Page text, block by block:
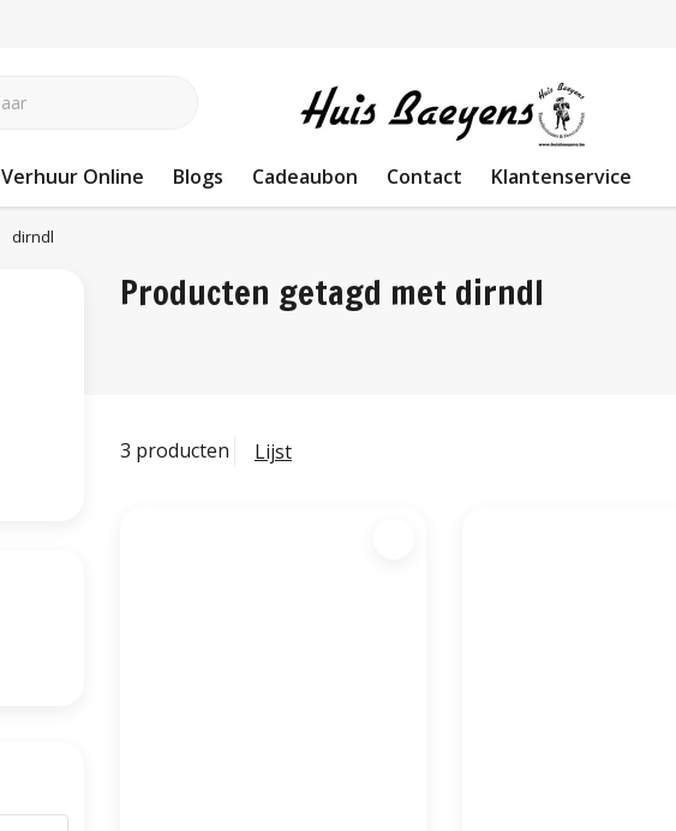
Verhuur Online Blogs Cadeaubon Contact Klantenservice
dirndl
Producten getagd met dirndl
3 producten Lijst